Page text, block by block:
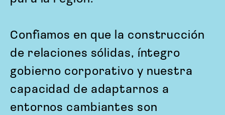
Confiamos en que la construcción
de relaciones sólidas, íntegro
gobierno corporativo y nuestra
capacidad de adaptarnos a
entornos cambiantes son